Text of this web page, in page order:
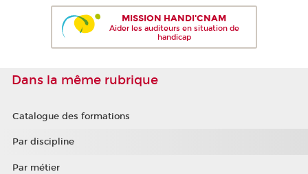
MISSION HANDI'CNAM
Aider les auditeurs en situation de
handicap
Dans la même rubrique
Catalogue des formations
Par discipline
Par métier